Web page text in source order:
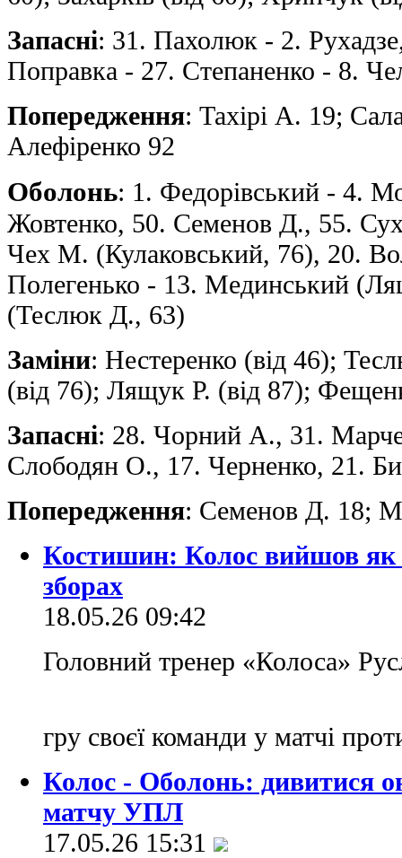
Запасні: 31. Пахолюк - 2.
Поправка - 27. Степаненко - 8.
Попередження: Тахірі A. 19;
Алефіренко 92
Оболонь: 1. Федорівський - 4.
Жовтенко, 50. Семенов Д., 55.
Чех M. (Кулаковський, 76), 20.
Полегенько - 13. Мединський
(Теслюк Д., 63)
Заміни: Нестеренко (від 46);
(від 76); Лящук Р. (від 87);
Запасні: 28. Чорний А., 31.
Слободян О., 17. Черненко, 21.
Попередження: Семенов Д. 18;
Костишин: Колос вийшов як
зборах
18.05.26 09:42
Головний тренер «Колоса»
гру своєї команди у матчі
Колос - Оболонь: дивитися
матчу УПЛ
17.05.26 15:31